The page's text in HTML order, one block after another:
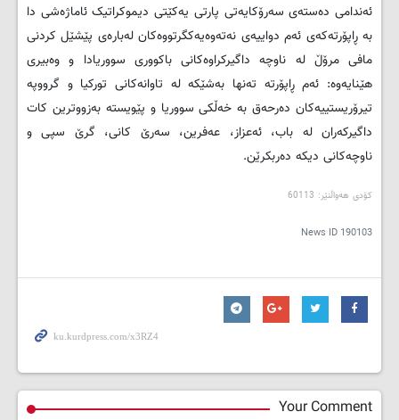
ئەندامی دەستەی سەرۆکایەتی پارتی یەکێتی دیموکراتیک ئاماژەشی دا
بە ڕاپۆرتەکەی ئەم دواییەی نەتەوەیەکگرتووەکان لەبارەی پێشێل کردنی
مافی مرۆڵ لە ناوچە داگیرکراوەکانی باکووری سووریادا و وەبیری
هێنایەوە: ئەم ڕاپۆرتە تەنها بەشێکە لە تاوانەکانی تورکیا و گرووپە
تیرۆریستییەکان دەرحەق بە خەڵکی سووریا و پێویستە بەزووترین کات
داگیرکەران لە باب، ئەعزاز، عەفرین، سەرێ کانی، گرێ سپی و
ناوچەکانی دیکە دەربکرێن.
کۆدی هەواڵنێر: 60113
News ID 190103
Your Comment